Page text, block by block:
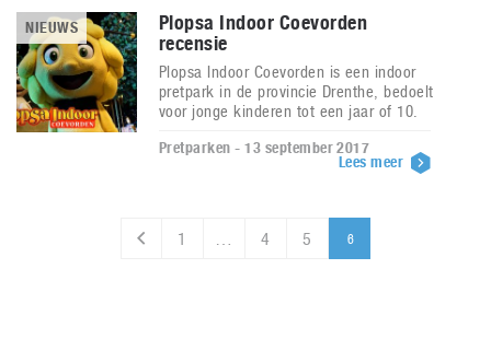
NIEUWS
Plopsa Indoor Coevorden
recensie
Plopsa Indoor Coevorden is een indoor
pretpark in de provincie Drenthe, bedoelt
voor jonge kinderen tot een jaar of 10.
Pretparken - 13 september 2017
Lees meer
1 … 4 5 6